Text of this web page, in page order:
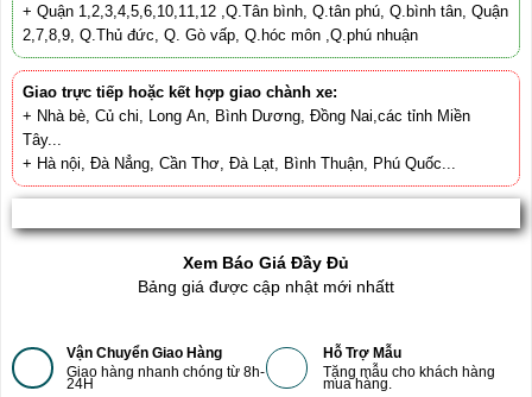
+ Quận 1,2,3,4,5,6,10,11,12 ,Q.Tân bình, Q.tân phú, Q.bình tân, Quận
2,7,8,9, Q.Thủ đức, Q. Gò vấp, Q.hóc môn ,Q.phú nhuận
Giao trực tiếp hoặc kết hợp giao chành xe:
+ Nhà bè, Củ chi, Long An, Bình Dương, Đồng Nai,các tỉnh Miền
Tây...
+ Hà nội, Đà Nẳng, Cần Thơ, Đà Lạt, Bình Thuận, Phú Quốc...
Xem Báo Giá Đầy Đủ
Bảng giá được cập nhật mới nhấtt
Vận Chuyển Giao Hàng
Giao hàng nhanh chóng từ 8h-
24H
Hỗ Trợ Mẫu
Tặng mẫu cho khách hàng
mua hàng.